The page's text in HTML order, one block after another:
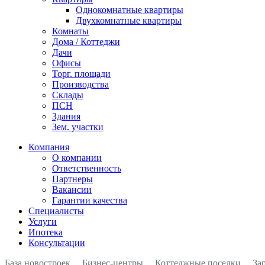
Однокомнатные квартиры
Двухкомнатные квартиры
Комнаты
Дома / Коттеджи
Дачи
Офисы
Торг. площади
Производства
Склады
ПСН
Здания
Зем. участки
Компания
О компании
Ответственность
Партнеры
Вакансии
Гарантии качества
Специалисты
Услуги
Ипотека
Консультации
База новостроек
Бизнес-центры Коттеджные поселки